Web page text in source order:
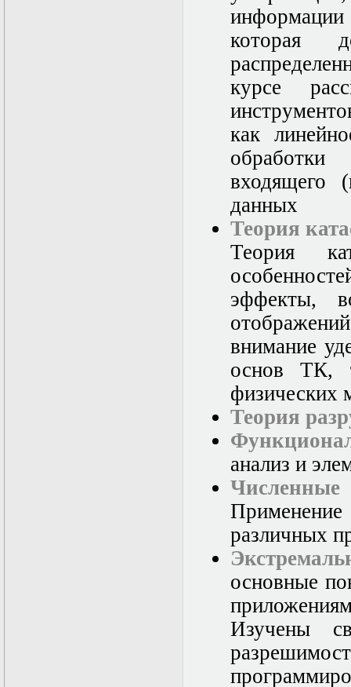
которая
курсе
как
входящего
данных
Теория
Теория
эффекты,
внимание
основ ТК,
физических
Теория
анализ и
Численные
различных
основные
Изучены